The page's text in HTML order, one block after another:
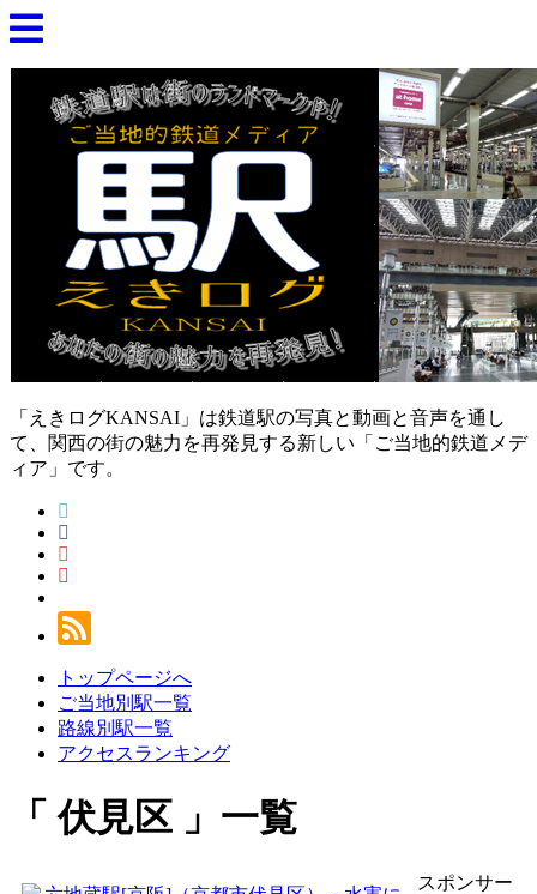
「えきログKANSAI」は鉄道駅の写真と動画と音声を通し
て、関西の街の魅力を再発見する新しい「ご当地的鉄道メデ
ィア」です。
トップページへ
ご当地別駅一覧
路線別駅一覧
アクセスランキング
伏見区 一覧
スポンサー